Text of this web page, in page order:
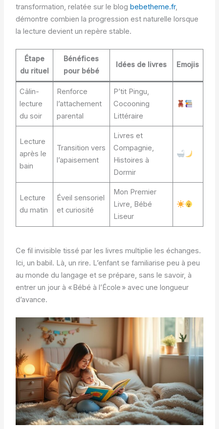
transformation, relatée sur le blog bebetheme.fr,
démontre combien la progression est naturelle lorsque
la lecture devient un repère stable.
Étape
du rituel
Bénéfices
pour bébé
Idées de livres Emojis
Câlin-
lecture
du soir
Renforce
l’attachement
parental
P’tit Pingu,
Cocooning
Littéraire
Lecture
après le
bain
Transition vers
l’apaisement
Livres et
Compagnie,
Histoires à
Dormir
Lecture
du matin
Éveil sensoriel
et curiosité
Mon Premier
Livre, Bébé
Liseur
Ce fil invisible tissé par les livres multiplie les échanges.
Ici, un babil. Là, un rire. L’enfant se familiarise peu à peu
au monde du langage et se prépare, sans le savoir, à
entrer un jour à « Bébé à l’École » avec une longueur
d’avance.